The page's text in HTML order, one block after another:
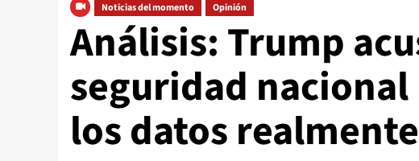
Noticias del momento Opinión
Análisis: Trump
seguridad
los datos